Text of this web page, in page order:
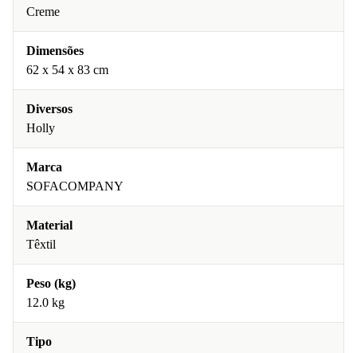
Creme
Dimensões
62 x 54 x 83 cm
Diversos
Holly
Marca
SOFACOMPANY
Material
Têxtil
Peso (kg)
12.0 kg
Tipo